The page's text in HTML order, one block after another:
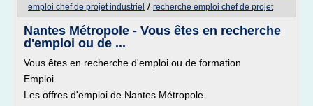
emploi chef de projet industriel / recherche emploi chef de projet
Nantes Métropole - Vous êtes en recherche
d'emploi ou de ...
Vous êtes en recherche d'emploi ou de formation
Emploi
Les offres d'emploi de Nantes Métropole